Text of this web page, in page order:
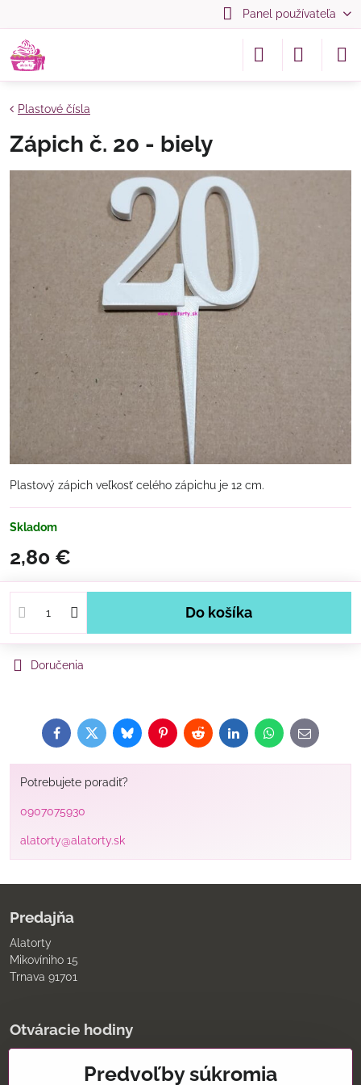
Panel používateľa
Plastové čísla
Zápich č. 20 - biely
Plastový zápich veľkosť celého zápichu je 12 cm.
Skladom
2,80 €
Do košíka
Doručenia
FacebookTwitterBlueskyPinterestRedditLinkedInWhatsApp
E-
mail
Potrebujete poradiť?
0907075930
alatorty@alatorty.sk
Predajňa
Alatorty
Mikovíniho 15
Trnava 91701
Otváracie hodiny
9:00 - 11:30 12:00 - 18:00Predvoľby súkromia